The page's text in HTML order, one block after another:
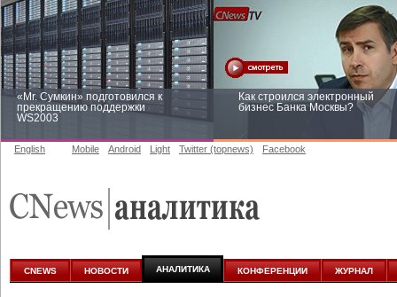
«Mr. Сумкин» подготовился к
прекращению поддержки
WS2003
Как строился электронный
бизнес Банка Москвы?
аналитике
English Mobile Android Light Twitter (topnews) Facebook
CNEWS НОВОСТИ АНАЛИТИКА КОНФЕРЕНЦИИ ЖУРНАЛ